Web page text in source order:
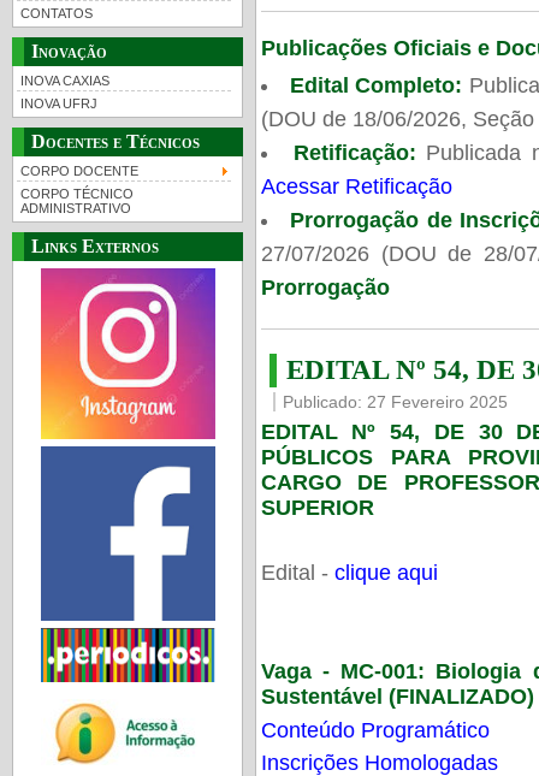
CONTATOS
Inovação
INOVA CAXIAS
INOVA UFRJ
Docentes e Técnicos
CORPO DOCENTE
CORPO TÉCNICO
ADMINISTRATIVO
Links Externos
Publicações Oficiais e
Edital Completo:
(DOU de 18/06/2026,
Retificação: Publicada
Acessar Retificação
Prorrogação de
27/07/2026 (DOU de 28/
Prorrogação
EDITAL Nº 54, DE
Publicado: 27 Fevereiro 2025
EDITAL Nº 54, DE 30
PÚBLICOS PARA
CARGO DE
SUPERIOR
Edital - clique aqui
Vaga - MC-001: Biologia
Sustentável (FINALIZADO)
Conteúdo Programático
Inscrições Homologadas